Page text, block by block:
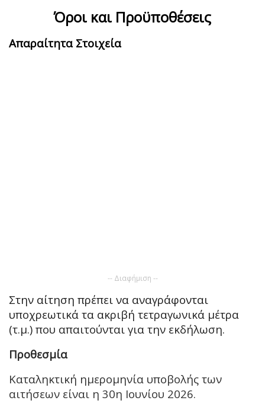
Όροι και Προϋποθέσεις
Απαραίτητα Στοιχεία
-- Διαφήμιση --
Στην αίτηση πρέπει να αναγράφονται
υποχρεωτικά τα ακριβή τετραγωνικά μέτρα
(τ.μ.) που απαιτούνται για την εκδήλωση.
Προθεσμία
Καταληκτική ημερομηνία υποβολής των
αιτήσεων είναι η 30η Ιουνίου 2026.